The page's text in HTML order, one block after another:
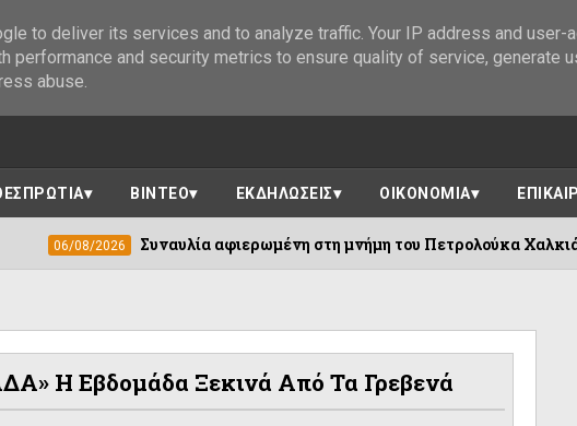
ΒΙΝΤΕΟ ΕΚΔΗΛΩΣΕΙΣ ΟΙΚΟΝΟΜΙΑ
στη μνήμη του Πετρολούκα Χαλκιά|| Μουσείο Αργυροτεχνίας
Η Εβδομάδα Ξεκινά Από Τα Γρεβενά
to deliver its services and to analyze traffic. Your IP address and user-
performance and security metrics to ensure quality of service, generate
abuse.